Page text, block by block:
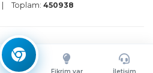
Toplam: 450938
Politikası
Tüm Hakları Saklıdır.